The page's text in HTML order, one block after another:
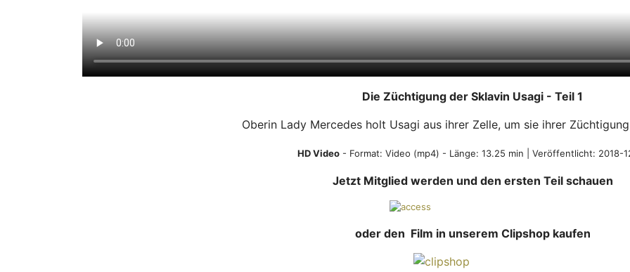
Die Züchtigung der Sklavin Usagi - Teil 1
Oberin Lady Mercedes holt Usagi aus ihrer Zelle, um sie ihrer
HD Video- Format: Video (mp4) - Länge: 13.25 min | Veröffentlicht: 2018-
Jetzt Mitglied werden und den ersten Teil schauen
oder den Film in unserem Clipshop kaufen